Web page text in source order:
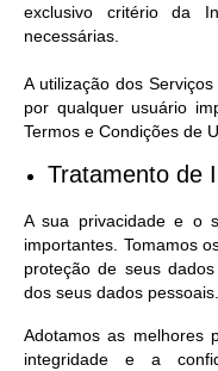
exclusivo critério da
necessárias.
A utilização dos
por qualquer usuário
Termos e Condições de
Tratamento de
A sua privacidade e o
importantes. Tomamos
proteção de seus
dos seus dados pessoais.
Adotamos as melhores
integridade e a